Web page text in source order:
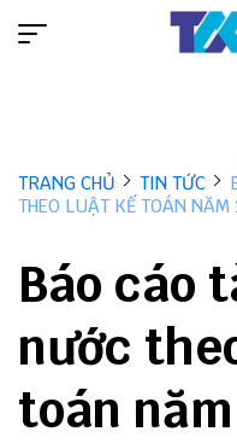
TRANG CHỦ TIN TỨC
THEO LUẬT KẾ TOÁN NĂM
Báo cáo
nước
toán